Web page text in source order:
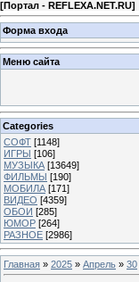
[Портал - REFLEXA.NET.RU]
Форма входа
Меню сайта
Categories
СОФТ [1148]
ИГРЫ [106]
МУЗЫКА [13649]
ФИЛЬМЫ [190]
МОБИЛА [171]
ВИДЕО [4359]
ОБОИ [285]
ЮМОР [264]
РАЗНОЕ [2986]
Главная » 2025 » Апрель » 30